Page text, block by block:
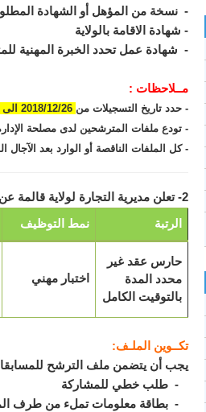
- نسخة من المؤهل أو الشهادة
- شهادة الاقامة بالولاية
- شهادة عمل تحدد الخبرة المهنية
مــلاحظات :
- حدد تاريخ التسجيلات من
- تودع ملفات المترشحين لدى مصلحة
- كل الملفات الناقصة أو الوارد بعد
2- تعلن مديرية التجارة لولاية قالمة عن فتح مسابقة للتوظيف في الرتبة المبينة أدناه بعنوان سنة 2018:
الرتبة
نمط التوظيف
حارس عقد غير
محدد المدة
بالتوقيت الكامل
اختبار مهني
تكــوين الملـف:
يجب أن يتضمن ملف الترشح للمسابقات
- طلب خطي للمشاركة
- بطاقة معلومات تملء من طرف